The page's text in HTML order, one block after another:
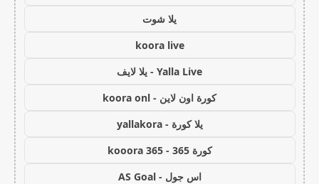
يلا شوت
koora live
Yalla Live - يلا لايف
كورة اون لاين - koora onl
يلا كورة - yallakora
كورة 365 - kooora 365
اس جول - AS Goal